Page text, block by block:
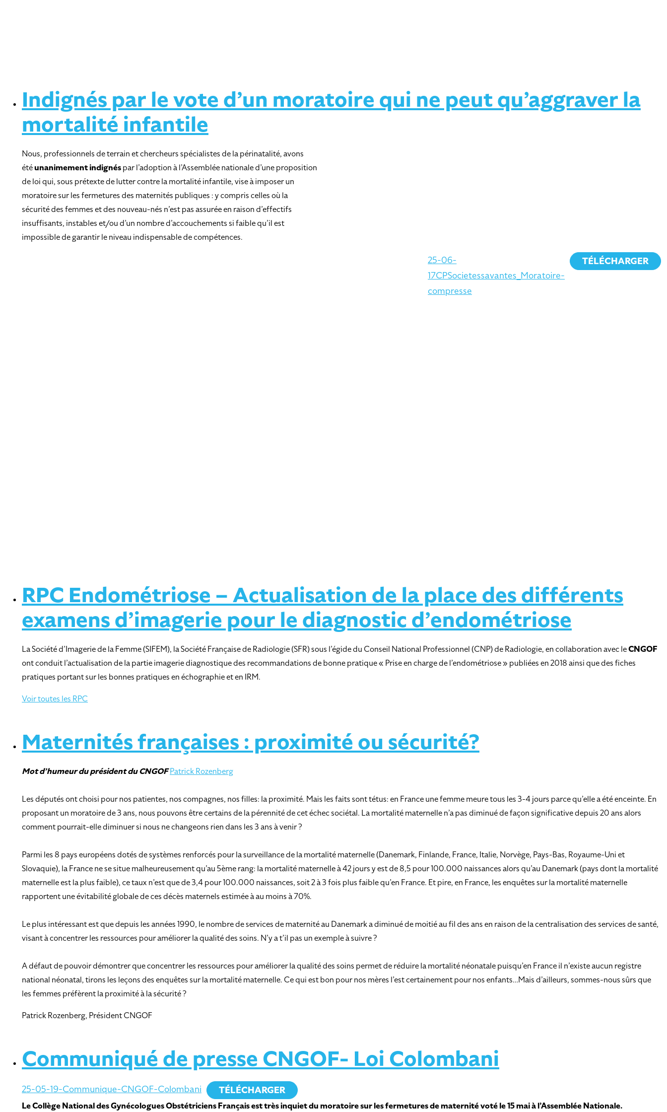
Indignés par le vote d’un moratoire qui ne peut qu’aggraver la
mortalité infantile
Nous, professionnels de terrain et chercheurs spécialistes de la périnatalité, avons
étéunanimement indignéspar l’adoption à l’Assemblée nationale d’une proposition
de loi qui, sous prétexte de lutter contre la mortalité infantile, vise à imposer un
moratoire sur les fermetures des maternités publiques : y compris celles où la
sécurité des femmes et des nouveau-nés n’est pas assurée en raison d’effectifs
insuffisants, instables et/ou d’un nombre d’accouchements si faible qu’il est
impossible de garantir le niveau indispensable de compétences.
25-06-
17CPSocietessavantes_Moratoire-
compresse
TÉLÉCHARGER
RPC Endométriose – Actualisation de la place des différents
examens d’imagerie pour le diagnostic d’endométriose
La Société d’Imagerie de la Femme (SIFEM), la Société Française de Radiologie (SFR) sous l’égide du Conseil National Professionnel (CNP) de Radiologie, en collaboration avec leCNGOF
ont conduit l’actualisation de la partie imagerie diagnostique des recommandations de bonne pratique « Prise en charge de l’endométriose » publiées en 2018 ainsi que des fiches
pratiques portant sur les bonnes pratiques en échographie et en IRM.
Voir toutes les RPC
Maternités françaises : proximité ou sécurité?
Mot d’humeurdu président du CNGOFPatrick Rozenberg
Les députés ont choisi pour nos patientes, nos compagnes, nos filles: la proximité. Mais les faits sont tétus: en France une femme meure tous les 3-4 jours parce qu’elle a été enceinte. En
proposant un moratoire de 3 ans, nous pouvons être certains de la pérennité de cet échec sociétal. La mortalité maternelle n’a pas diminué de façon significative depuis 20 ans alors
comment pourrait-elle diminuer si nous ne changeons rien dans les 3 ans à venir ?
Parmi les 8 pays européens dotés de systèmes renforcés pour la surveillance de la mortalité maternelle (Danemark, Finlande, France, Italie, Norvège, Pays-Bas, Royaume-Uni et
Slovaquie), la France ne se situe malheureusement qu’au 5ème rang: la mortalité maternelle à 42 jours y est de 8,5 pour 100.000 naissances alors qu’au Danemark (pays dont la mortalité
maternelle est la plus faible), ce taux n’est que de 3,4 pour 100.000 naissances, soit 2 à 3 fois plus faible qu’en France. Et pire, en France, les enquêtes sur la mortalité maternelle
rapportent une évitabilité globale de ces décès maternels estimée à au moins à 70%.
Le plus intéressant est que depuis les années 1990, le nombre de services de maternité au Danemark a diminué de moitié au fil des ans en raison de la centralisation des services de santé,
visant à concentrer les ressources pour améliorer la qualité des soins. N’y a t’il pas un exemple à suivre ?
A défaut de pouvoir démontrer que concentrer les ressources pour améliorer la qualité des soins permet de réduire la mortalité néonatale puisqu’en France il n’existe aucun registre
national néonatal, tirons les leçons des enquêtes sur la mortalité maternelle. Ce qui est bon pour nos mères l’est certainement pour nos enfants…Mais d’ailleurs, sommes-nous sûrs que
les femmes préfèrent la proximité à la sécurité ?
Patrick Rozenberg, Président CNGOF
Communiqué de presse CNGOF- Loi Colombani
25-05-19-Communique-CNGOF-Colombani TÉLÉCHARGER
Le Collège National des Gynécologues Obstétriciens Français est très inquiet du moratoire sur les fermetures de maternité voté le 15 mai à l’Assemblée Nationale.